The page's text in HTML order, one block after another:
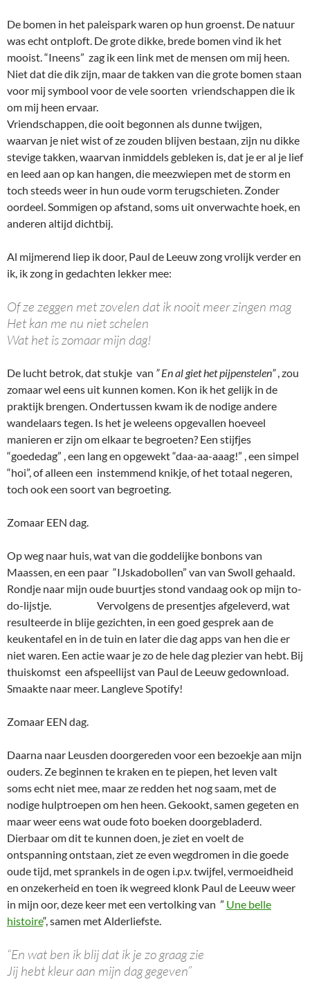
De bomen in het paleispark waren op hun groenst. De natuur
was echt ontploft. De grote dikke, brede bomen vind ik het
mooist. “Ineens” zag ik een link met de mensen om mij heen.
Niet dat die dik zijn, maar de takken van die grote bomen staan
voor mij symbool voor de vele soorten vriendschappen die ik
om mij heen ervaar.
Vriendschappen, die ooit begonnen als dunne twijgen,
waarvan je niet wist of ze zouden blijven bestaan, zijn nu dikke
stevige takken, waarvan inmiddels gebleken is, dat je er al je lief
en leed aan op kan hangen, die meezwiepen met de storm en
toch steeds weer in hun oude vorm terugschieten. Zonder
oordeel. Sommigen op afstand, soms uit onverwachte hoek, en
anderen altijd dichtbij.
Al mijmerend liep ik door, Paul de Leeuw zong vrolijk verder en
ik, ik zong in gedachten lekker mee:
Of ze zeggen met zovelen dat ik nooit meer zingen mag
Het kan me nu niet schelen
Wat het is zomaar mijn dag!
De lucht betrok, dat stukje van ” En al giet het pijpenstelen”, zou
zomaar wel eens uit kunnen komen. Kon ik het gelijk in de
praktijk brengen. Ondertussen kwam ik de nodige andere
wandelaars tegen. Is het je weleens opgevallen hoeveel
manieren er zijn om elkaar te begroeten? Een stijfjes
“goededag” , een lang en opgewekt “daa-aa-aaag!” , een simpel
“hoi”, of alleen een instemmend knikje, of het totaal negeren,
toch ook een soort van begroeting.
Zomaar EEN dag.
Op weg naar huis, wat van die goddelijke bonbons van
Maassen, en een paar “IJskadobollen” van van Swoll gehaald.
Rondje naar mijn oude buurtjes stond vandaag ook op mijn to-
do-lijstje. Vervolgens de presentjes afgeleverd, wat
resulteerde in blije gezichten, in een goed gesprek aan de
keukentafel en in de tuin en later die dag apps van hen die er
niet waren. Een actie waar je zo de hele dag plezier van hebt. Bij
thuiskomst een afspeellijst van Paul de Leeuw gedownload.
Smaakte naar meer. Langleve Spotify!
Zomaar EEN dag.
Daarna naar Leusden doorgereden voor een bezoekje aan mijn
ouders. Ze beginnen te kraken en te piepen, het leven valt
soms echt niet mee, maar ze redden het nog saam, met de
nodige hulptroepen om hen heen. Gekookt, samen gegeten en
maar weer eens wat oude foto boeken doorgebladerd.
Dierbaar om dit te kunnen doen, je ziet en voelt de
ontspanning ontstaan, ziet ze even wegdromen in die goede
oude tijd, met sprankels in de ogen i.p.v. twijfel, vermoeidheid
en onzekerheid en toen ik wegreed klonk Paul de Leeuw weer
in mijn oor, deze keer met een vertolking van ” Une belle
histoire“, samen met Alderliefste.
“En wat ben ik blij dat ik je zo graag zie
Jij hebt kleur aan mijn dag gegeven”